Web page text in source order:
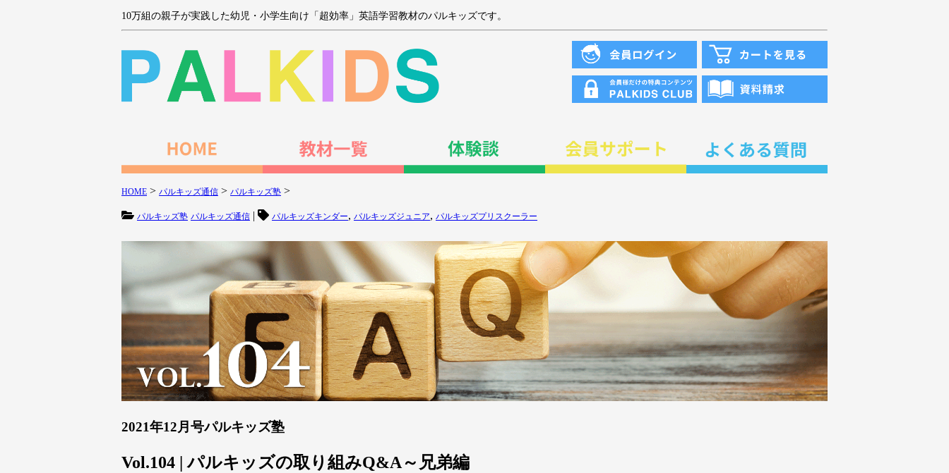
10万組の親子が実践した幼児・小学生向け「超効率」英語学習教材のパルキッズです。
HOME > パルキッズ通信 > パルキッズ塾 >
パルキッズ塾 パルキッズ通信 | パルキッズキンダー, パルキッズジュニア, パルキッズプリスクーラー
2021年12月号パルキッズ塾
Vol.104 | パルキッズの取り組みQ&A～兄弟編